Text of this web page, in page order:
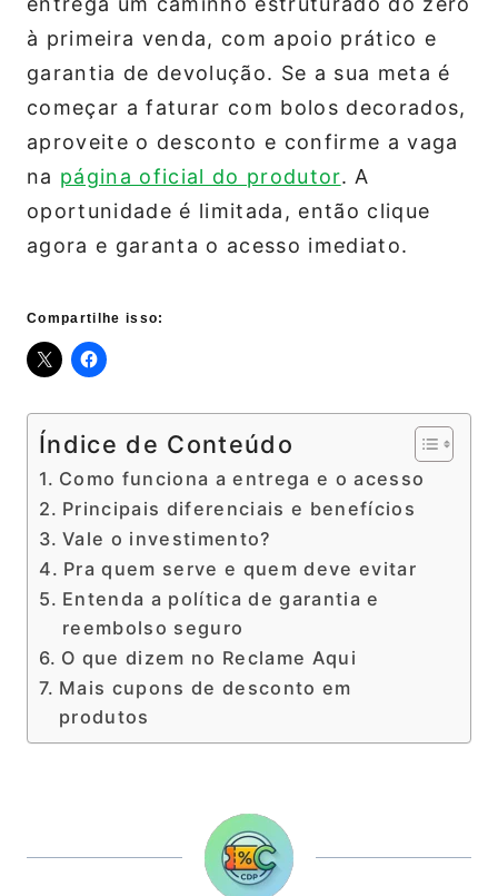
à primeira venda, com apoio prático e
garantia de devolução. Se a sua meta é
começar a faturar com bolos decorados,
aproveite o desconto e confirme a vaga
na página oficial do produtor. A
oportunidade é limitada, então clique
agora e garanta o acesso imediato.
Compartilhe isso:
Índice de Conteúdo
Como funciona a entrega e o acesso
Principais diferenciais e benefícios
Vale o investimento?
Pra quem serve e quem deve evitar
Entenda a política de garantia e
reembolso seguro
O que dizem no Reclame Aqui
Mais cupons de desconto em
produtos